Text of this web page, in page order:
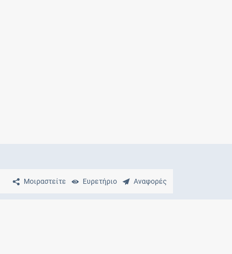
Μοιραστείτε Ευρετήριο Αναφορές